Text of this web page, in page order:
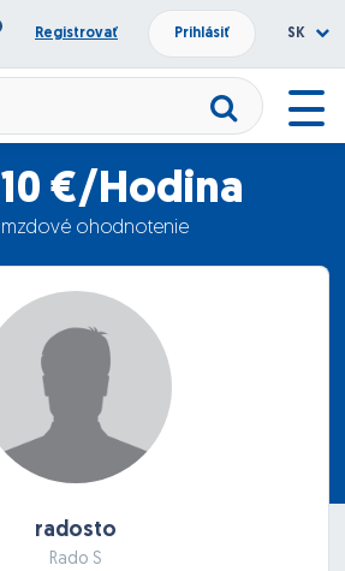
Registrovať Prihlásiť SK
10 €/Hodina
mzdové ohodnotenie
radosto
Rado S